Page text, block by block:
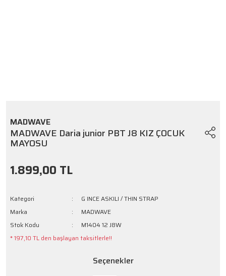
MADWAVE
MADWAVE Daria junior PBT J8 KIZ ÇOCUK
MAYOSU
1.899,00 TL
Kategori
G INCE ASKILI / THIN STRAP
Marka
MADWAVE
Stok Kodu
M1404 12 J8W
* 197,10 TL den başlayan taksitlerle!!
Seçenekler